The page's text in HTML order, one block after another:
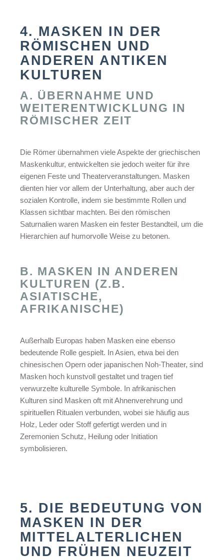
4. MASKEN IN DER
RÖMISCHEN UND
ANDEREN ANTIKEN
KULTUREN
A. ÜBERNAHME UND
WEITERENTWICKLUNG IN
RÖMISCHER ZEIT
Die Römer übernahmen viele Aspekte der griechischen
Maskenkultur, entwickelten sie jedoch weiter für ihre
eigenen Feste und Theaterveranstaltungen. Masken
dienten hier vor allem der Unterhaltung, aber auch der
sozialen Kontrolle, indem sie bestimmte Rollen und
Klassen sichtbar machten. Bei den römischen
Saturnalien waren Masken ein fester Bestandteil, um die
Hierarchien auf humorvolle Weise zu betonen.
B. MASKEN IN ANDEREN
KULTUREN (Z.B.
ASIATISCHE,
AFRIKANISCHE)
Außerhalb Europas haben Masken eine ebenso
bedeutende Rolle gespielt. In Asien, etwa bei den
chinesischen Opern oder japanischen Noh-Theater, sind
Masken hoch kunstvoll gestaltet und tragen tief
verwurzelte kulturelle Symbole. In afrikanischen
Kulturen sind Masken oft mit Ahnenverehrung und
spirituellen Ritualen verbunden, wobei sie häufig aus
Holz, Leder oder Stoff gefertigt werden und in
Zeremonien Schutz, Heilung oder Initiation
symbolisieren.
5. DIE BEDEUTUNG VON
MASKEN IN DER
MITTELALTERLICHEN
UND FRÜHEN NEUZEIT